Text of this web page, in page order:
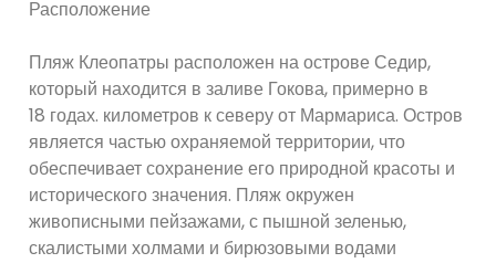
Расположение
Пляж Клеопатры расположен на острове Седир,
который находится в заливе Гокова, примерно в
18 годах. километров к северу от Мармариса. Остров
является частью охраняемой территории, что
обеспечивает сохранение его природной красоты и
исторического значения. Пляж окружен
живописными пейзажами, с пышной зеленью,
скалистыми холмами и бирюзовыми водами